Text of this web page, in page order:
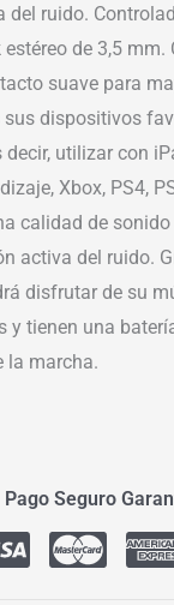
del ruido.
de 3,5
suave para
dispositivos
utilizar con
Xbox, PS4,
calidad de
activa del ruido.
disfrutar de su
tienen una
la marcha.
Pago Seguro